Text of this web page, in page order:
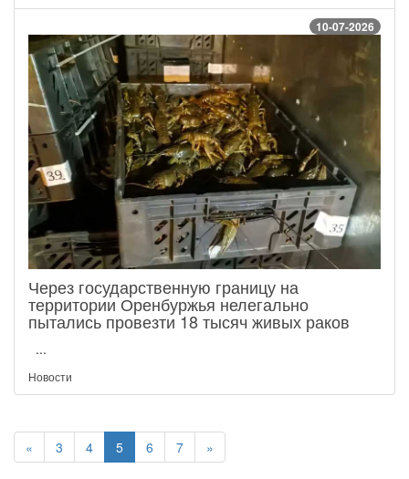
10-07-2026
Через государственную границу на
территории Оренбуржья нелегально
пытались провезти 18 тысяч живых раков
...
Новости
« 3 4 5 6 7 »